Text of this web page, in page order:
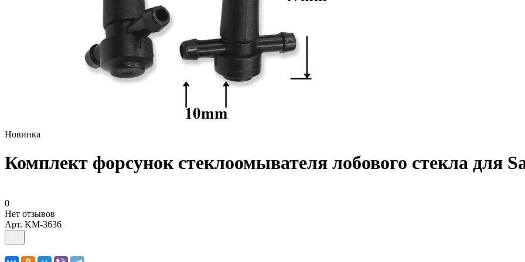
Новинка
Комплект форсунок стеклоомывателя лобового стекла для
0
Нет отзывов
Арт. KM-3636